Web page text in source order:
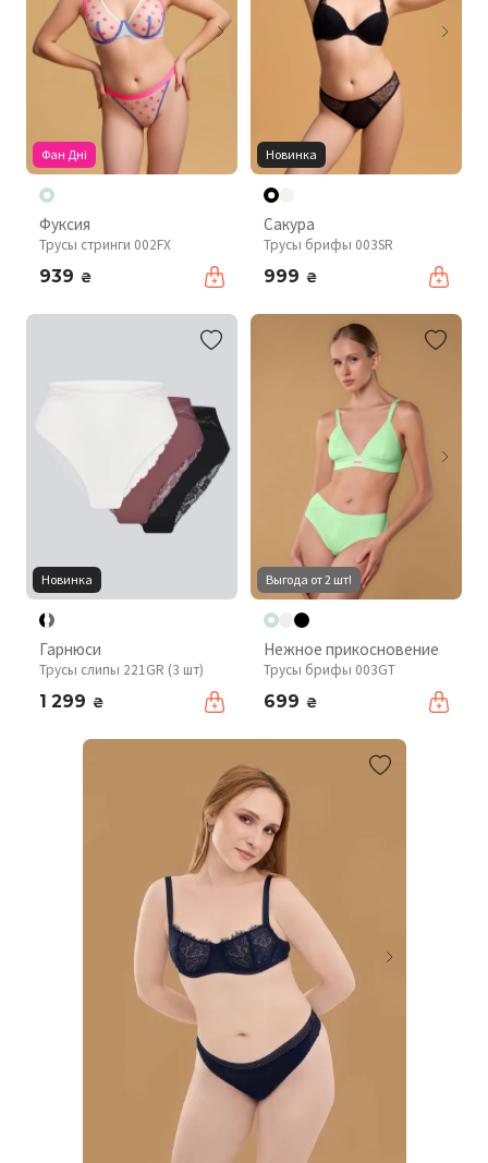
Фан Дні
Фуксия
Трусы стринги 002FX
939 ₴
Новинка
Сакура
Трусы брифы 003SR
999 ₴
Новинка
Гарнюси
Трусы слипы 221GR (3 шт)
1 299 ₴
Выгода от 2 шт!
Нежное прикосновение
Трусы брифы 003GT
699 ₴